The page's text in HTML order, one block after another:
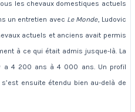
les chevaux domestiques actuels
un entretien avec Le Monde, Ludovic
actuels et anciens avait permis
à ce qui était admis jusque-là. La
a 4 200 ans à 4 000 ans. Un profil
ensuite étendu bien au-delà de